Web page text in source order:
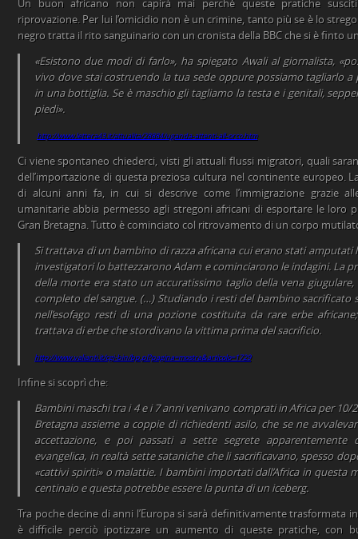
Un buon africano non capirà mai perché queste pratiche
riprovazione. Per lui l’omicidio non è un crimine, tanto più se è lo
negro tratta il rito sanguinario con un cronista della BBC che si è finto
«Esistono due modi di farlo», ha spiegato Awali al giornalista,
vivo dove stai costruendo la tua sede oppure possiamo tagliarlo a
in una bottiglia. Se è maschio gli tagliamo la testa e i genitali,
piedi».
http://www.lettera43.it/attualita/28884/uganda-attenti-all-orco.htm
Ci viene spontaneo chiederci, visti gli attuali flussi migratori, quali
dell’importazione di questa preziosa cultura nel continente europeo.
di alcuni anni fa, in cui si descrive come l’immigrazione grazie
umanitarie abbia permesso agli stregoni africani di esportare le loro
Gran Bretagna. Tutto è cominciato col ritrovamento di un corpo
Si trattava di un bambino di razza africana cui erano stati amputati
investigatori lo battezzarono Adam e cominciarono le indagini. La
della morte era stato un accuratissimo taglio della vena
completo del sangue. (…) Studiando i resti del bambino sacrificato
nell’esofago resti di una pozione costituita da rare erbe
trattava di erbe che stordivano la vittima prima del sacrificio.
http://www.valianti.it/cgi-bin/bp.pl?pagina=mostra&articolo=1729
Infine si scoprì che:
Bambini maschi tra i 4 e i 7 anni venivano comprati in Africa per 10/
Bretagna assieme a coppie di richiedenti asilo, che se ne
accettazione, e poi passati a sette segrete apparentemente
evangelica, in realtà sette sataniche che li sacrificavano, spesso
«cattivi spiriti» o malattie. I bambini importati dall’Africa in questa
centinaio e questa potrebbe essere la punta di un iceberg.
Tra poche decine di anni l’Europa si sarà definitivamente trasformata
è difficile perciò ipotizzare un aumento di queste pratiche, con